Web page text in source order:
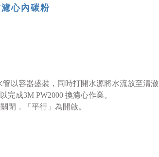
心內碳粉
以容器盛裝，同時打開水源將水流放至清
成3M PW2000 換濾心作業。
閉，「平行」為開啟。